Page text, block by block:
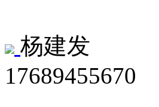
杨建发
17689455670